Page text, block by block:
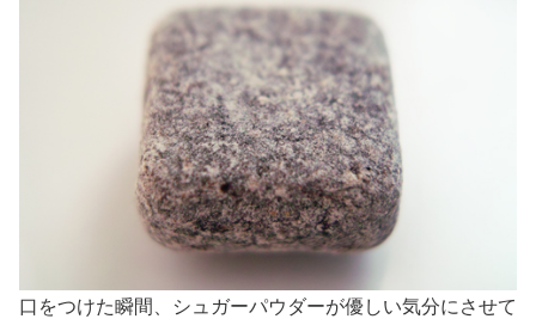
口をつけた瞬間、シュガーパウダーが優しい気分にさせて